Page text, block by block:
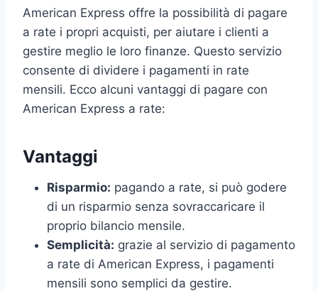
American Express offre la possibilità di pagare
a rate i propri acquisti, per aiutare i clienti a
gestire meglio le loro finanze. Questo servizio
consente di dividere i pagamenti in rate
mensili. Ecco alcuni vantaggi di pagare con
American Express a rate:
Vantaggi
Risparmio: pagando a rate, si può godere
di un risparmio senza sovraccaricare il
proprio bilancio mensile.
Semplicità: grazie al servizio di pagamento
a rate di American Express, i pagamenti
mensili sono semplici da gestire.